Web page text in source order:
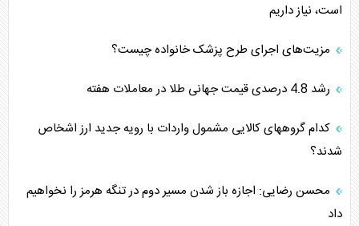
است، نیاز داریم
مزیت‌های اجرای طرح پزشک خانواده چیست؟
رشد 4.8 درصدی قیمت جهانی طلا در معاملات هفته
کدام گروههای کالایی مشمول واردات با رویه جدید ارز اشخاص
شدند؟
محسن رضایی: اجازه باز شدن مسیر دوم در تنگه هرمز را نخواهیم
داد